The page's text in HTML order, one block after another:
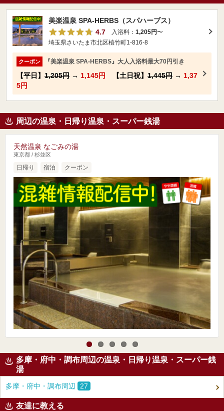
美楽温泉 SPA-HERBS（スパハーブス）
4.7
入浴料： 1,205円〜
埼玉県さいたま市北区植竹町1-816-8
クーポン 『美楽温泉 SPA-HERBS』大人入浴料最大70円引き
【平日】 1,205円 → 1,145円 【土日祝】 1,445円 → 1,37
5円
周辺の温泉・日帰り温泉・スーパー銭湯
天然温泉 なごみの湯
東京都 / 杉並区
日帰り 宿泊 クーポン
多摩・府中・調布周辺の温泉・日帰り温泉・スーパー銭
湯
多摩・府中・調布周辺 27
友達に教える